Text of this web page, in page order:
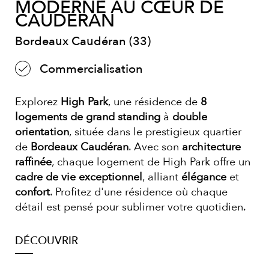
MODERNE AU CŒUR DE
CAUDÉRAN
Bordeaux Caudéran (33)
Commercialisation
Explorez High Park, une résidence de 8
logements de grand standing à double
orientation, située dans le prestigieux quartier
de Bordeaux Caudéran. Avec son architecture
raffinée, chaque logement de High Park offre un
cadre de vie exceptionnel, alliant élégance et
confort. Profitez d'une résidence où chaque
détail est pensé pour sublimer votre quotidien.
DÉCOUVRIR